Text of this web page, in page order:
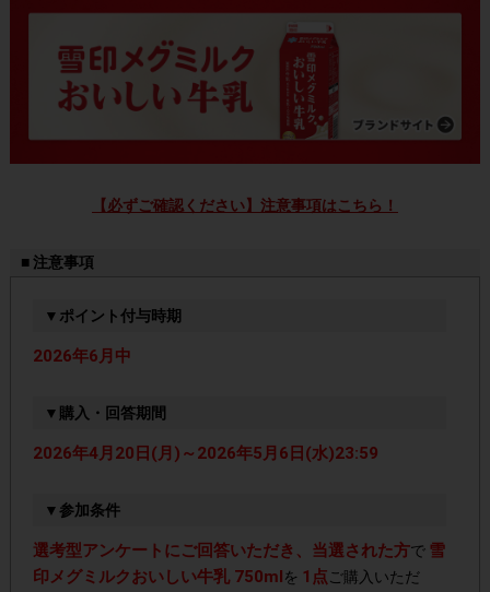
【必ずご確認ください】注意事項はこちら！
■ 注意事項
▼ポイント付与時期
2026年6月中
▼購入・回答期間
2026年4月20日(月)～2026年5月6日(水)23:59
▼参加条件
選考型アンケートにご回答いただき、当選された方で 雪
印メグミルクおいしい牛乳 750mlを 1点 ご購入いただ